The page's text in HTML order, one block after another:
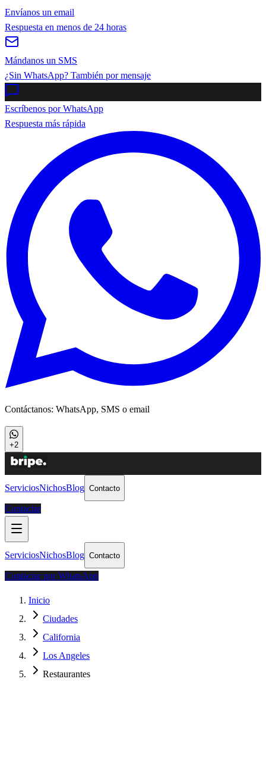
Envíanos un email
Respuesta en menos de 24 horas
Mándanos un SMS
¿Sin WhatsApp? También por mensaje
Escríbenos por WhatsApp
Respuesta más rápida
Contáctanos: WhatsApp, SMS o email
+2
ServiciosNichosBlog Contacto
Contactar
ServiciosNichosBlog Contacto
Contactar por WhatsApp
Inicio
Ciudades
California
Los Angeles
Restaurantes